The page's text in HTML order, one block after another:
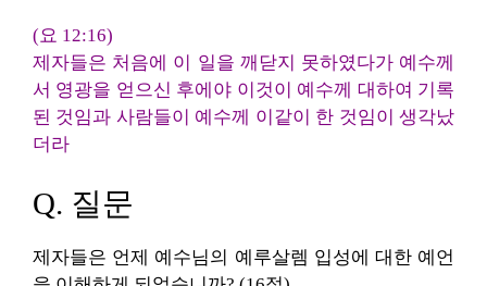
(요 12:16)
제자들은 처음에 이 일을 깨닫지 못하였다가 예수께
서 영광을 얻으신 후에야 이것이 예수께 대하여 기록
된 것임과 사람들이 예수께 이같이 한 것임이 생각났
더라
Q. 질문
제자들은 언제 예수님의 예루살렘 입성에 대한 예언